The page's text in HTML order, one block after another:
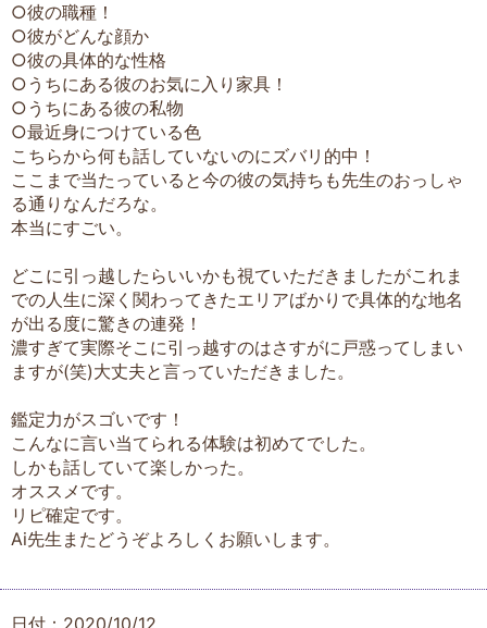
○彼の職種！
○彼がどんな顔か
○彼の具体的な性格
○うちにある彼のお気に入り家具！
○うちにある彼の私物
○最近身につけている色
こちらから何も話していないのにズバリ的中！
ここまで当たっていると今の彼の気持ちも先生のおっしゃ
る通りなんだろな。
本当にすごい。
どこに引っ越したらいいかも視ていただきましたがこれま
での人生に深く関わってきたエリアばかりで具体的な地名
が出る度に驚きの連発！
濃すぎて実際そこに引っ越すのはさすがに戸惑ってしまい
ますが(笑)大丈夫と言っていただきました。
鑑定力がスゴいです！
こんなに言い当てられる体験は初めてでした。
しかも話していて楽しかった。
オススメです。
リピ確定です。
Ai先生またどうぞよろしくお願いします。